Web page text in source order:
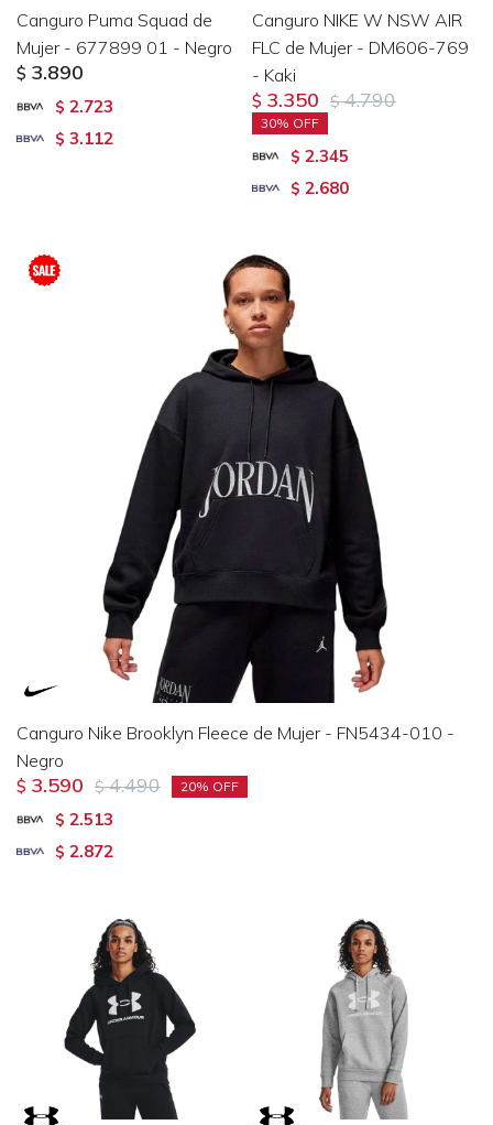
Canguro Puma Squad de
Mujer - 677899 01 - Negro
$ 3.890
$ 2.723
$ 3.112
Canguro NIKE W NSW AIR
FLC de Mujer - DM606-769
- Kaki
$ 3.350 $ 4.790
30
$ 2.345
$ 2.680
Canguro Nike Brooklyn Fleece de Mujer - FN5434-010 -
Negro
$ 3.590 $ 4.490 20
$ 2.513
$ 2.872